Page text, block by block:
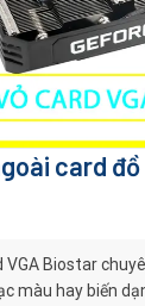
card
VGA Biostar
màu hay biến